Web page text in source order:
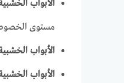
الأبواب
مستوى
الأبواب
الأبواب